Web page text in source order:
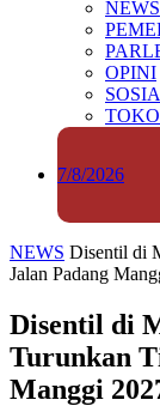
NEWS
OPINI
7/8/2026
NEWS Disentil di
Jalan Padang
Disentil di
Turunkan
Manggi